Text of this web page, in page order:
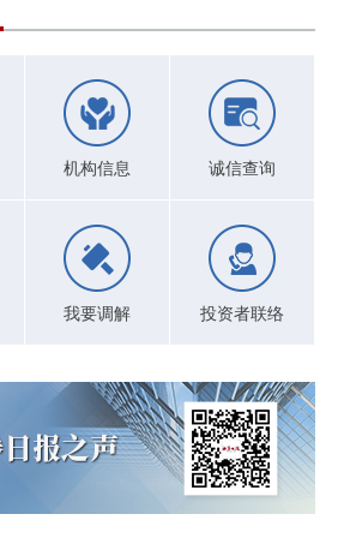
机构信息 诚信查询
我要调解 投资者联络